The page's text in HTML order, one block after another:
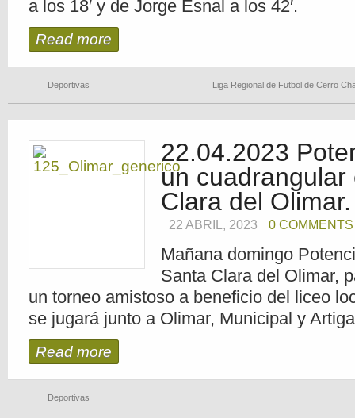
a los 18′ y de Jorge Esnal a los 42′.
Read more
Deportivas Liga Regional de Futbol de Cerro
22.04.2023
un cuadrangular
Clara del Olimar.
22 ABRIL, 2023 0 COMMENTS
Mañana domingo
Santa Clara del Olimar,
un torneo amistoso a beneficio del liceo
se jugará junto a Olimar, Municipal y
Read more
Deportivas